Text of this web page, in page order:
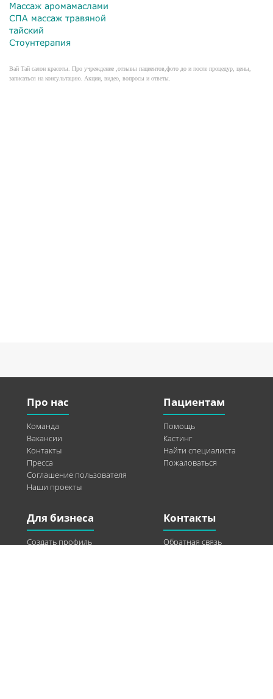
Массаж аромамаслами
СПА массаж травяной
тайский
Стоунтерапия
Вай Тай салон красоты. Про учреждение ,отзывы пациентов,фото до и после процедур, цены,
записаться на консультацию. Акции, видео, вопросы и ответы.
Про нас
Команда
Вакансии
Контакты
Пресса
Соглашение пользователя
Наши проекты
Пациентам
Помощь
Кастинг
Найти специалиста
Пожаловаться
Для бизнеса
Создать профиль
Контакты
Обратная связь